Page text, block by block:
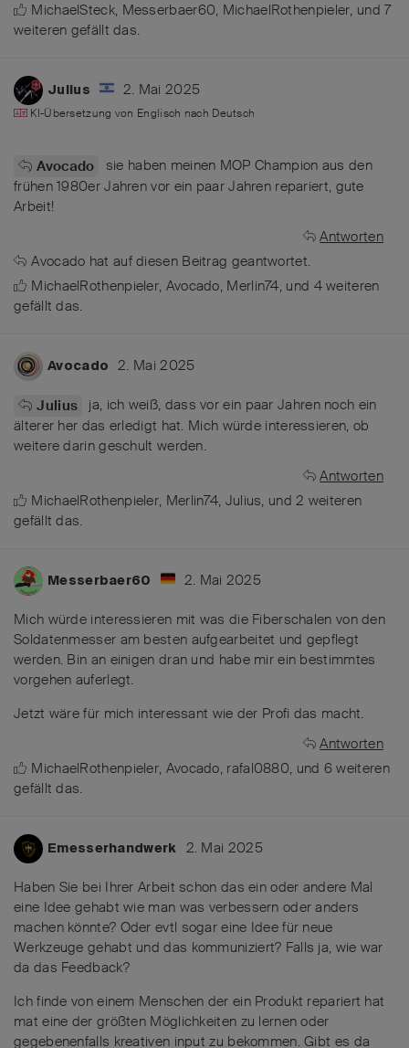
MichaelSteck, Messerbaer60, MichaelRothenpieler, und7
weiteren gefällt das.
Julius 2. Mai 2025
KI-Übersetzung von Englisch nach Deutsch
Avocado
sie haben meinen MOP Champion aus den
frühen 1980er Jahren vor ein paar Jahren repariert, gute
Arbeit!
Antworten
Avocado hat auf diesen Beitrag geantwortet.
MichaelRothenpieler, Avocado, Merlin74, und 4weiteren
gefällt das.
Avocado 2. Mai 2025
Julius
ja, ich weiß, dass vor ein paar Jahren noch ein
älterer her das erledigt hat. Mich würde interessieren, ob
weitere darin geschult werden.
Antworten
MichaelRothenpieler, Merlin74, Julius, und2 weiteren
gefällt das.
Messerbaer60 2. Mai 2025
Mich würde interessieren mit was die Fiberschalen von den
Soldatenmesser am besten aufgearbeitet und gepflegt
werden. Bin an einigen dran und habe mir ein bestimmtes
vorgehen auferlegt.
Jetzt wäre für mich interessant wie der Profi das macht.
Antworten
MichaelRothenpieler, Avocado, rafal0880, und 6 weiteren
gefällt das.
Emesserhandwerk 2. Mai 2025
Haben Sie bei Ihrer Arbeit schon das ein oder andere Mal
eine Idee gehabt wie man was verbessern oder anders
machen könnte? Oder evtl sogar eine Idee für neue
Werkzeuge gehabt und das kommuniziert? Falls ja, wie war
da das Feedback?
Ich finde von einem Menschen der ein Produkt repariert hat
mat eine der größten Möglichkeiten zu lernen oder
gegebenenfalls kreativen input zu bekommen. Gibt es da